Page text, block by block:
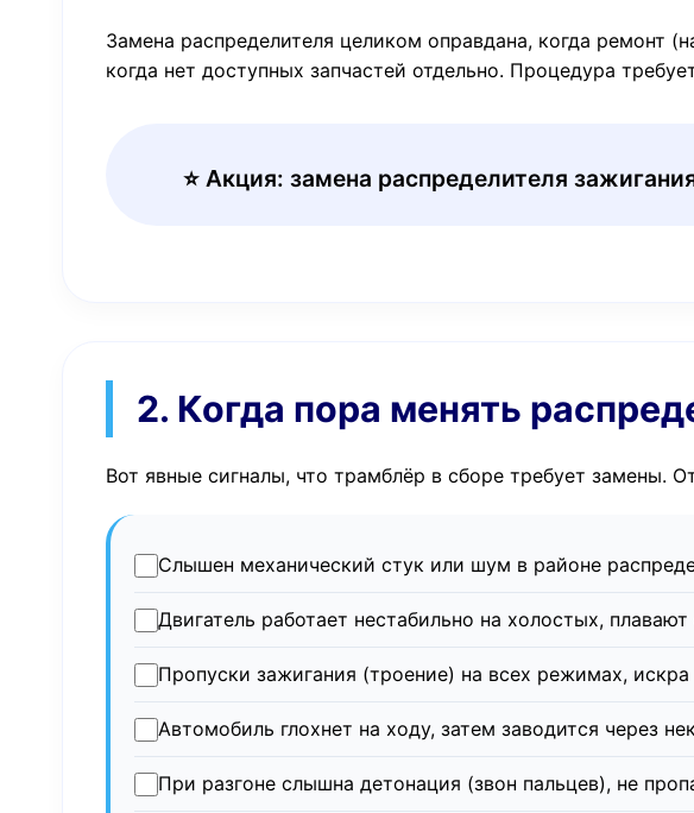
Замена распределителя целиком оправдана, когда ремонт
когда нет доступных запчастей отдельно. Процедура
⭐ Акция: замена распределителя
2. Когда пора менять
Вот явные сигналы, что трамблёр в сборе требует замены.
Слышен механический стук или шум в районе
Двигатель работает нестабильно на холостых,
Пропуски зажигания (троение) на всех режимах,
Автомобиль глохнет на ходу, затем заводится через
При разгоне слышна детонация (звон пальцев), не